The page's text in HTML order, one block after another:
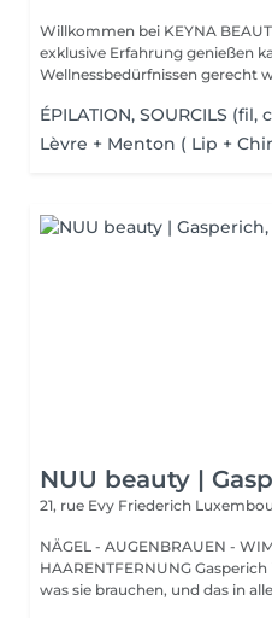
Willkommen bei KEYNA
exklusive Erfahrung genießen
Wellnessbedürfnissen gerecht
ÉPILATION, SOURCILS
Lèvre + Menton ( Lip +
NUU beauty |
21, rue Evy Friederich
NÄGEL - AUGENBRAUEN -
HAARENTFERNUNG Gasperich ist für alle, die genau wissen,
was sie brauchen, und das in